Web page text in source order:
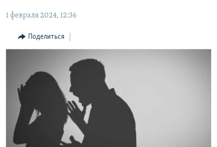
главной
навигации
Вернутся
ТАДЖИКИСТАН
ҚАЗАҚША
КЫРГЫЗЧА
ТОҶИКӢ
TÜRKMENÇE
Все сайты РСЕ/РС
1 февраля 2024, 12:36
Поделиться